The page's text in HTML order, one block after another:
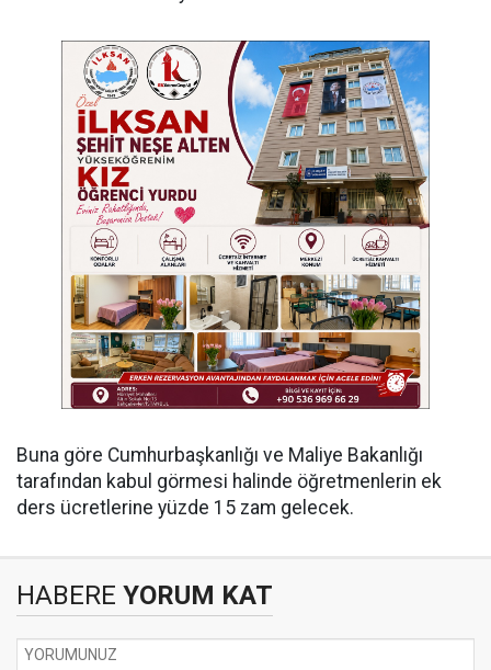
Buna göre Cumhurbaşkanlığı ve Maliye Bakanlığı
tarafından kabul görmesi halinde öğretmenlerin ek
ders ücretlerine yüzde 15 zam gelecek.
HABERE YORUM KAT